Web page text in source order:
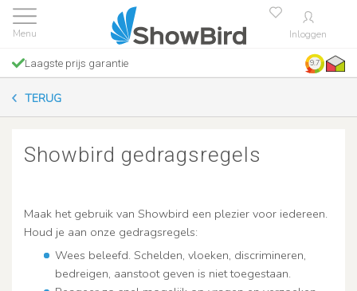
Inloggen
Laagste prijs garantie 9.7
TERUG
Showbird gedragsregels
Maak het gebruik van Showbird een plezier voor iedereen.
Houd je aan onze gedragsregels:
Wees beleefd. Schelden, vloeken, discrimineren,
bedreigen, aanstoot geven is niet toegestaan.